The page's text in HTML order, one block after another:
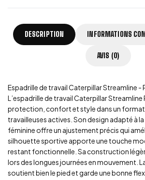
DESCRIPTION INFORMATIONS
AVIS (0)
Espadrille de travail Caterpillar Streamline -
L’espadrille de travail Caterpillar
protection, confort et style dans un format
travailleuses actives. Son design adapté à
féminine offre un ajustement précis qui
silhouette sportive apporte une touche
restant fonctionnelle. Sa construction
lors des longues journées en mouvement.
soutient bien le pied et garde une bonne